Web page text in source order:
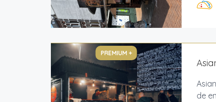
PREMIUM +
de